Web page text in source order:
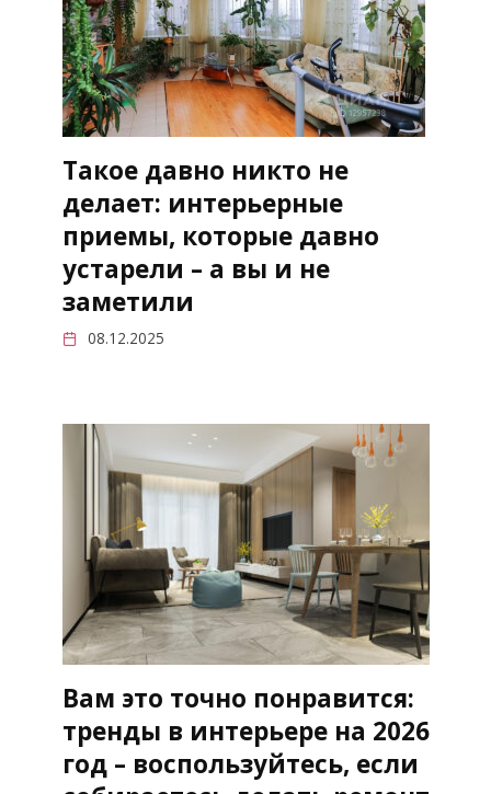
Такое давно никто не
делает: интерьерные
приемы, которые давно
устарели – а вы и не
заметили
08.12.2025
Вам это точно понравится:
тренды в интерьере на 2026
год – воспользуйтесь, если